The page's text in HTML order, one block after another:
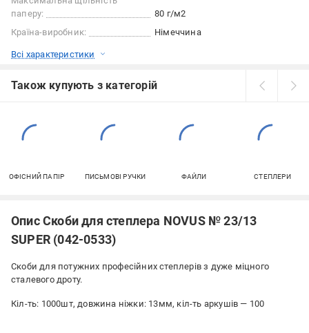
паперу:
80 г/м2
Країна-виробник:
Німеччина
Всі характеристики
Також купують з категорій
ОФІСНИЙ ПАПІР ПИСЬМОВІ РУЧКИ ФАЙЛИ СТЕПЛЕРИ
Опис Скоби для степлера NOVUS № 23/13
SUPER (042-0533)
Скоби для потужних професійних степлерів з дуже міцного
сталевого дроту.
Кіл-ть: 1000шт, довжина ніжки: 13мм, кіл-ть аркушів — 100